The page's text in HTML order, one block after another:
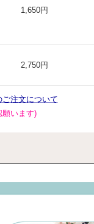
1,650円
2,750円
注文について
願います)